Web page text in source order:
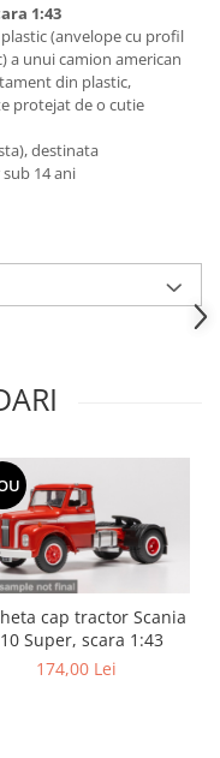
1:43
(anvelope cu profil
a unui camion american
din plastic,
protejat de o cutie
destinata
14 ani
cap tractor Scania
Super, scara 1:43
174,00 Lei